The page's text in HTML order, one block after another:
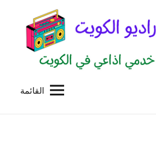
القائمة